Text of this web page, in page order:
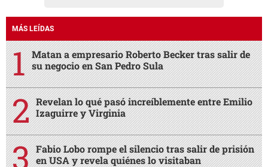
MÁS LEÍDAS
Matan a empresario Roberto Becker tras salir de
su negocio en San Pedro Sula
Revelan lo qué pasó increíblemente entre Emilio
Izaguirre y Virginia
Fabio Lobo rompe el silencio tras salir de prisión
en USA y revela quiénes lo visitaban